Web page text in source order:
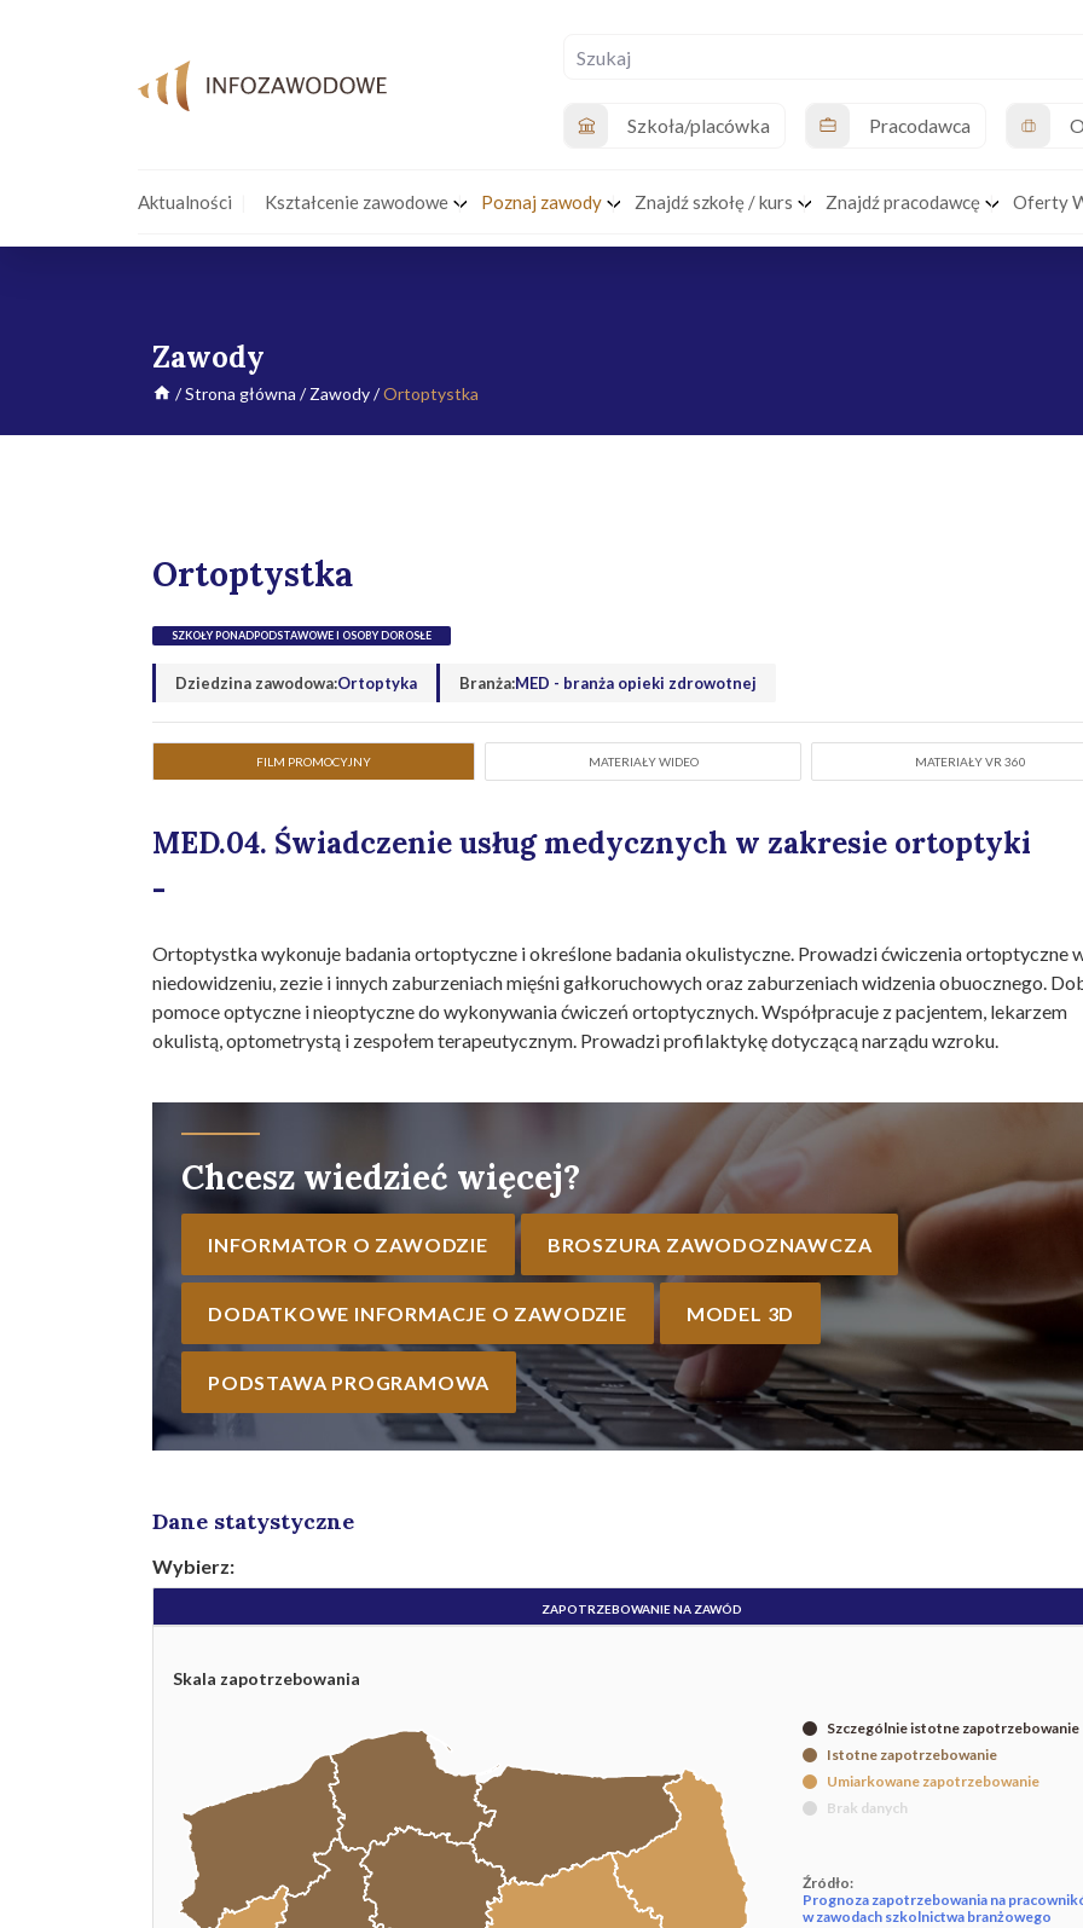
Szkoła/placówka Pracodawca
Aktualności Kształcenie zawodowe Poznaj zawody Znajdź szkołę / kurs Znajdź pracodawcę Oferty
Zawody
/Strona główna /Zawody/Ortoptystka
Ortoptystka
SZKOŁY PONADPODSTAWOWE I OSOBY DOROSŁE
Dziedzina zawodowa:Ortoptyka Branża:MED - branża opieki zdrowotnej
FILM PROMOCYJNY MATERIAŁY WIDEO MATERIAŁY VR 360
MED.04. Świadczenie usług medycznych w zakresie ortoptyki
-
Ortoptystka wykonuje badania ortoptyczne i określone badania okulistyczne. Prowadzi ćwiczenia ortoptyczne
niedowidzeniu, zezie i innych zaburzeniach mięśni gałkoruchowych oraz zaburzeniach widzenia obuocznego.
pomoce optyczne i nieoptyczne do wykonywania ćwiczeń ortoptycznych. Współpracuje z pacjentem, lekarzem
okulistą, optometrystą i zespołem terapeutycznym. Prowadzi profilaktykę dotyczącą narządu wzroku.
Chcesz wiedzieć więcej?
INFORMATOR O ZAWODZIE BROSZURA ZAWODOZNAWCZA
DODATKOWE INFORMACJE O ZAWODZIE MODEL 3D
PODSTAWA PROGRAMOWA
Dane statystyczne
Wybierz:
ZAPOTRZEBOWANIE NA ZAWÓD
Skala zapotrzebowania
Szczególnie istotne zapotrzebowanie
Istotne zapotrzebowanie
Umiarkowane zapotrzebowanie
Brak danych
Źródło:
Prognoza zapotrzebowania na
w zawodach szkolnictwa branżowego